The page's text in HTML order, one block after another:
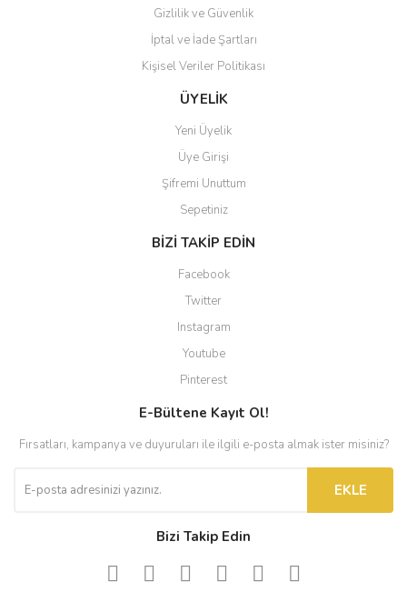
Gönder
Gizlilik ve Güvenlik
İptal ve İade Şartları
Kişisel Veriler Politikası
ÜYELİK
Yeni Üyelik
Üye Girişi
Şifremi Unuttum
Sepetiniz
BİZİ TAKİP EDİN
Facebook
Twitter
Instagram
Youtube
Pinterest
E-Bültene Kayıt Ol!
Fırsatları, kampanya ve duyuruları ile ilgili e-posta almak ister misiniz?
EKLE
Bizi Takip Edin